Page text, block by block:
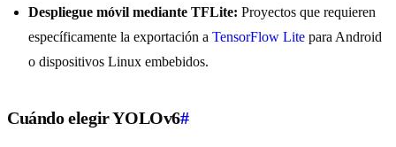
Despliegue móvil mediante TFLite: Proyectos que requieren
específicamente la exportación a TensorFlow Lite para Android
o dispositivos Linux embebidos.
Cuándo elegir YOLOv6#